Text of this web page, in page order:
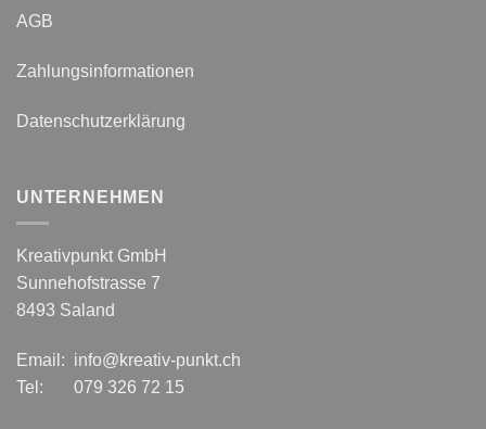
AGB
Zahlungsinformationen
Datenschutzerklärung
UNTERNEHMEN
Kreativpunkt GmbH
Sunnehofstrasse 7
8493 Saland
Email: info@kreativ-punkt.ch
Tel: 079 326 72 15